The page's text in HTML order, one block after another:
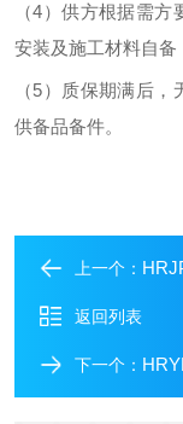
（4）供方根据需
安装及施工材料自备
（5）质保期满后
供备品备件。
上一个：
返回列表
下一个：